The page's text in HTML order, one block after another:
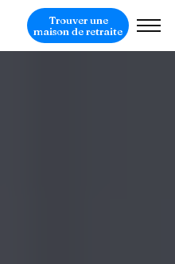
Trouver une
maison de retraite